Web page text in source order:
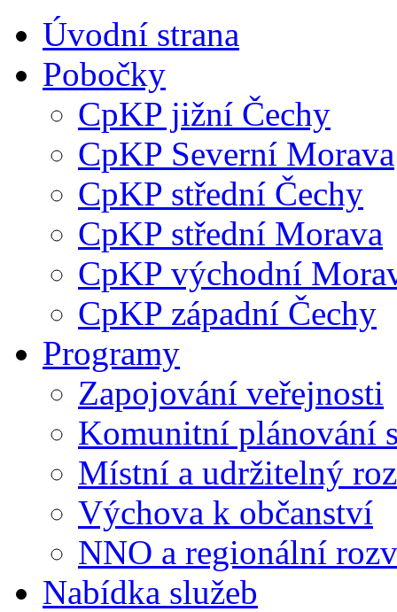
Úvodní strana
Pobočky
CpKP jižní Čechy
CpKP Severní Morava
CpKP střední Čechy
CpKP střední Morava
CpKP východní
CpKP západní Čechy
Programy
Zapojování veřejnosti
Komunitní plánování
Místní a udržitelný
Výchova k občanství
NNO a regionální
Nabídka služeb